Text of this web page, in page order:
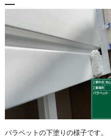
パラペットの下塗りの様子です。